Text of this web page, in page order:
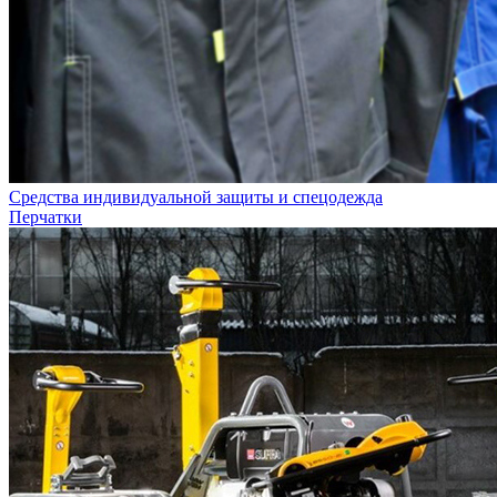
Средства индивидуальной защиты и спецодежда
Перчатки